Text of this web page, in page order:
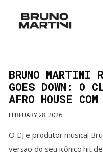
BRUNO MARTINI
GOES DOWN: O
AFRO HOUSE COM
FEBRUARY 28, 2026
O DJ e produtor musical
versão do seu icônico hit